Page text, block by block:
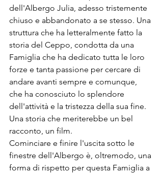
dell'Albergo Julia, adesso tristemente
chiuso e abbandonato a se stesso. Una
struttura che ha letteralmente fatto la
storia del Ceppo, condotta da una
Famiglia che ha dedicato tutta le loro
forze e tanta passione per cercare di
andare avanti sempre e comunque,
che ha conosciuto lo splendore
dell'attività e la tristezza della sua fine.
Una storia che meriterebbe un bel
racconto, un film.
Cominciare e finire l'uscita sotto le
finestre dell'Albergo è, oltremodo, una
forma di rispetto per questa Famiglia a